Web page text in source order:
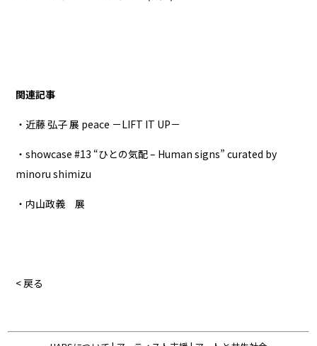
関連記事
・近藤 弘子 展 peace －LIFT IT UP－
・showcase #13 “ひとの気配 – Human signs” curated by
minoru shimizu
・内山政義 展
< 戻る